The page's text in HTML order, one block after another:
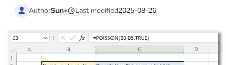
AuthorSun• Last modified2025-08-26